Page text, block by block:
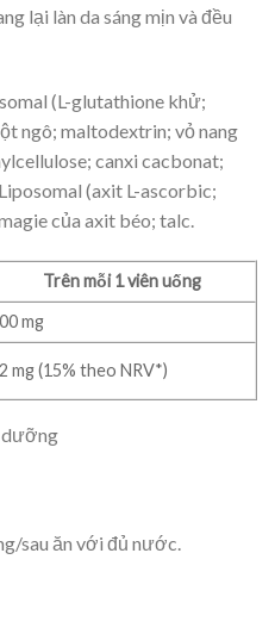
lại làn da sáng mịn và đều
(L-glutathione khử;
ngô; maltodextrin; vỏ nang
canxi cacbonat;
(axit L-ascorbic;
của axit béo; talc.
Trên mỗi 1 viên uống
mg
mg (15% theo NRV*)
dưỡng
sau ăn với đủ nước.